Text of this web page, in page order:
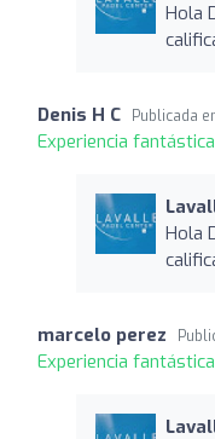
Hola
Denis H C Publicada
Experiencia
Hola
marcelo perez
Experiencia